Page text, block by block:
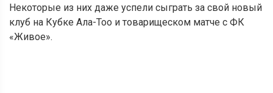
Некоторые из них даже успели сыграть за свой новый
клуб на Кубке Ала-Тоо и товарищеском матче с ФК
«Живое».